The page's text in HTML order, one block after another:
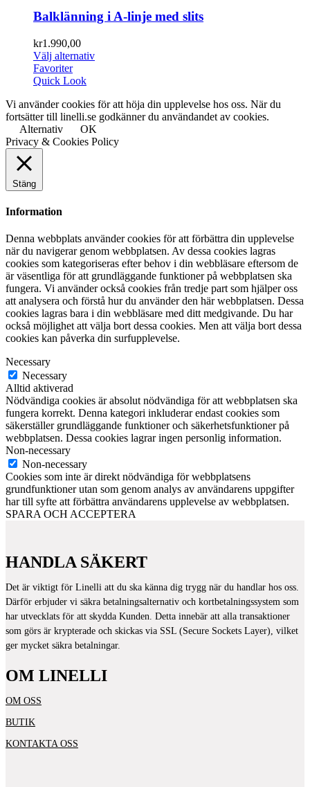
Balklänning i A-linje med slits
kr1.990,00
Välj alternativ
Favoriter
Quick Look
Vi använder cookies för att höja din upplevelse hos oss. När du
fortsätter till linelli.se godkänner du användandet av cookies.
Alternativ
OK
Privacy & Cookies Policy
Stäng
Information
Denna webbplats använder cookies för att förbättra din upplevelse
när du navigerar genom webbplatsen. Av dessa cookies lagras
cookies som kategoriseras efter behov i din webbläsare eftersom de
är väsentliga för att grundläggande funktioner på webbplatsen ska
fungera. Vi använder också cookies från tredje part som hjälper oss
att analysera och förstå hur du använder den här webbplatsen. Dessa
cookies lagras bara i din webbläsare med ditt medgivande. Du har
också möjlighet att välja bort dessa cookies. Men att välja bort dessa
cookies kan påverka din surfupplevelse.
Necessary
Necessary
Alltid aktiverad
Nödvändiga cookies är absolut nödvändiga för att webbplatsen ska
fungera korrekt. Denna kategori inkluderar endast cookies som
säkerställer grundläggande funktioner och säkerhetsfunktioner på
webbplatsen. Dessa cookies lagrar ingen personlig information.
Non-necessary
Non-necessary
Cookies som inte är direkt nödvändiga för webbplatsens
grundfunktioner utan som genom analys av användarens uppgifter
har till syfte att förbättra användarens upplevelse av webbplatsen.
SPARA OCH ACCEPTERA
HANDLA SÄKERT
Det är viktigt för Linelli att du ska känna dig trygg när du handlar hos oss.
Därför erbjuder vi säkra betalningsalternativ och kortbetalningssystem som
har utvecklats för att skydda Kunden. Detta innebär att alla transaktioner
som görs är krypterade och skickas via SSL (Secure Sockets Layer), vilket
ger mycket säkra betalningar.
OM LINELLI
OM OSS
BUTIK
KONTAKTA OSS